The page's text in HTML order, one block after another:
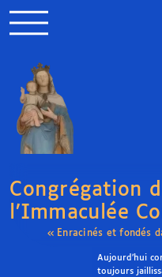
Congrégation
l’Immaculée
« Enracinés et fondés
Aujourd’hui
toujours